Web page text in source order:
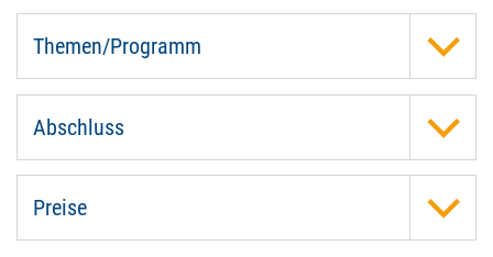
Themen/Programm
Abschluss
Preise